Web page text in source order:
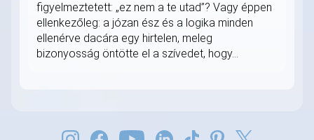
figyelmeztetett: „ez nem a te utad”? Vagy éppen
ellenkezőleg: a józan ész és a logika minden
ellenérve dacára egy hirtelen, meleg
bizonyosság öntötte el a szívedet, hogy...